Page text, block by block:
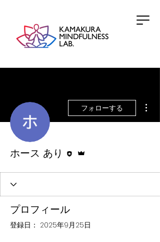
フォローする
ホース あり
プロフィール
登録日： 2025年9月25日